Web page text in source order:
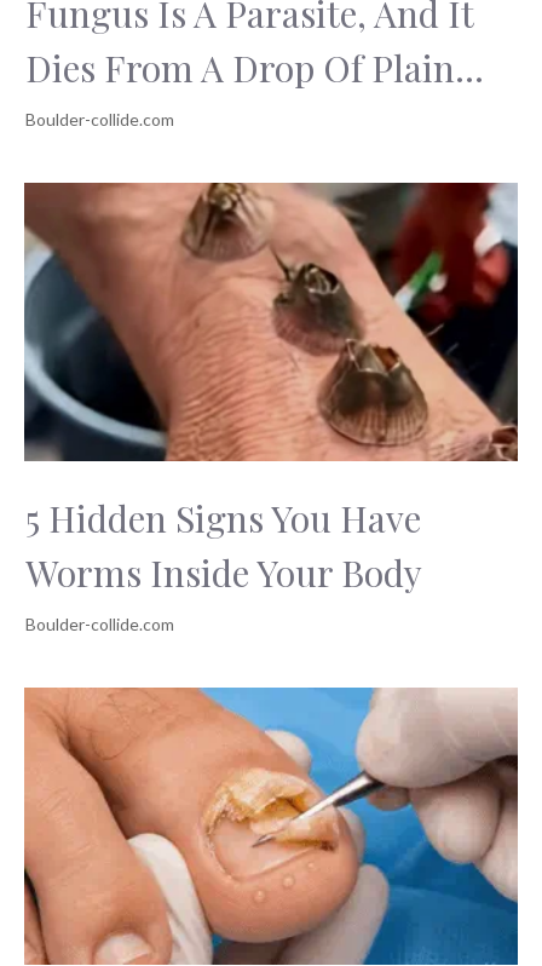
Fungus Is A Parasite, And It
Dies From A Drop Of Plain...
5 Hidden Signs You Have
Worms Inside Your Body